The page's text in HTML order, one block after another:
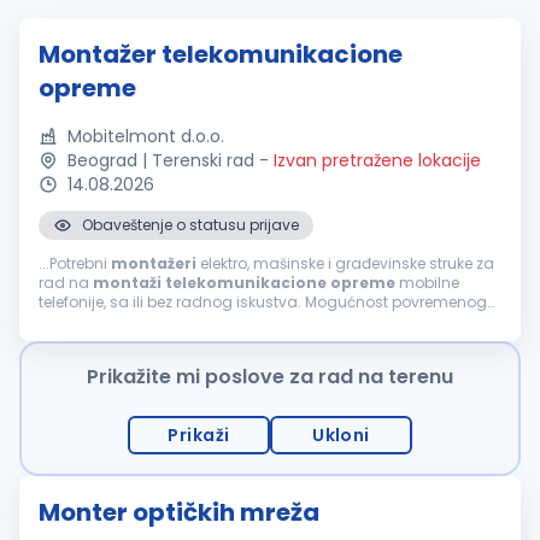
Montažer telekomunikacione
opreme
Mobitelmont d.o.o.
Beograd | Terenski rad - Izvan pretražene lokacije
14.08.2026
Obaveštenje o statusu prijave
...Potrebni montažeri elektro, mašinske i građevinske struke za
rad na montaži telekomunikacione opreme mobilne
telefonije, sa ili bez radnog iskustva. Mogućnost povremenog
stepen)...
Prikažite mi poslove za rad na terenu
Prikaži Ukloni
Monter optičkih mreža